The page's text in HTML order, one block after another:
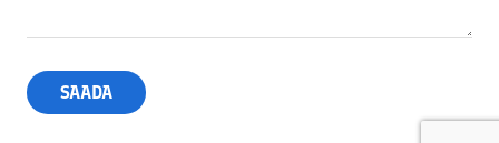
SAADA